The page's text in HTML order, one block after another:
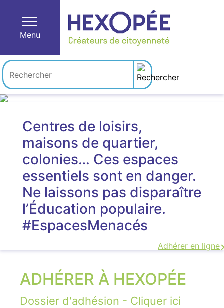
Menu
Centres de loisirs,
maisons de quartier,
colonies… Ces espaces
essentiels sont en danger.
Ne laissons pas disparaître
l’Éducation populaire.
#EspacesMenacés
Adhérer en ligne
ADHÉRER À HEXOPÉE
Dossier d'adhésion - Cliquer ici